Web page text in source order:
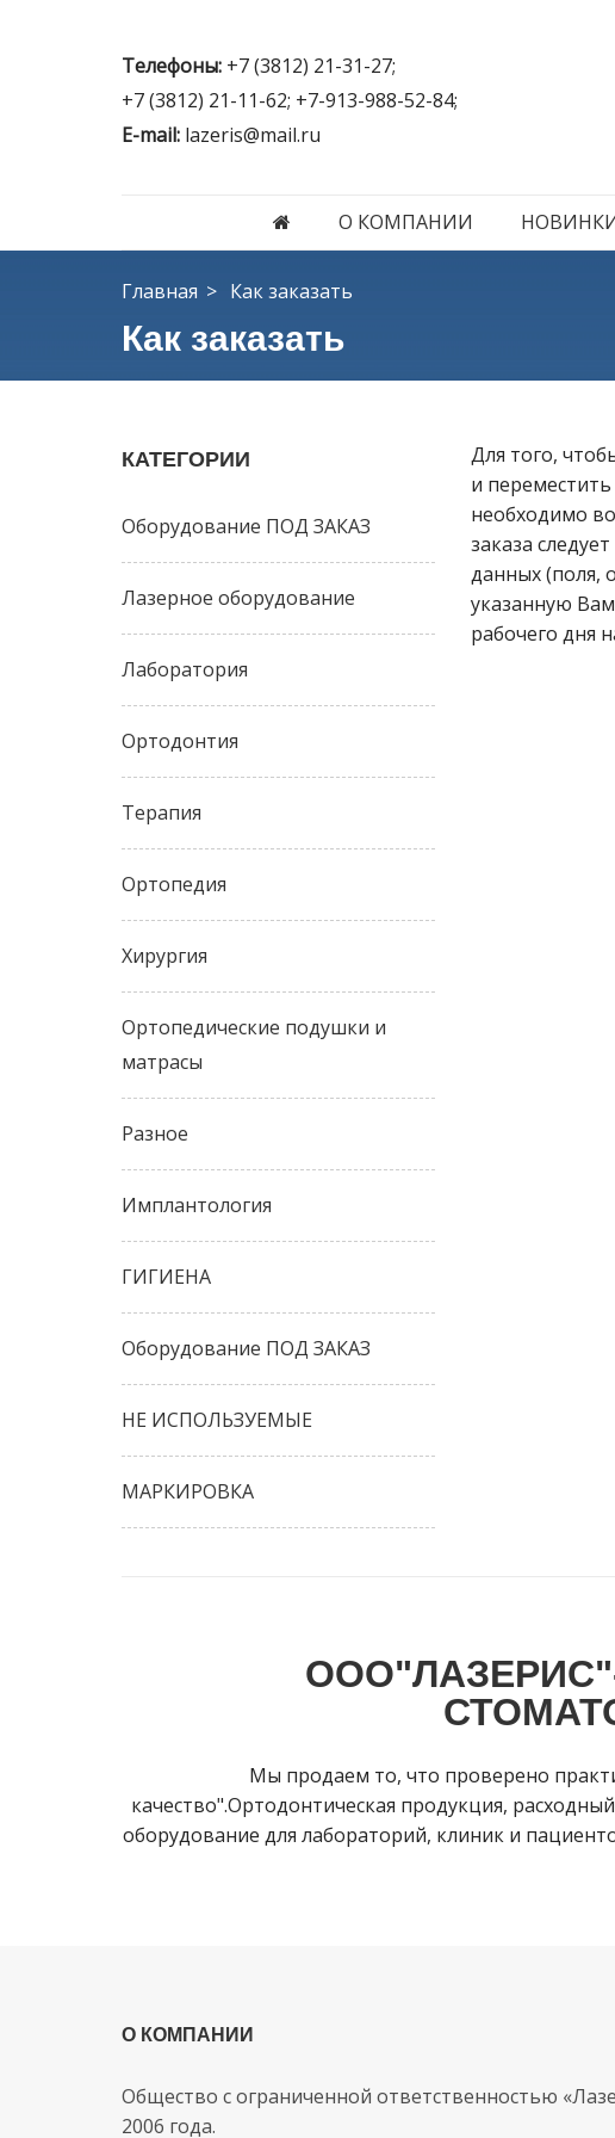
Телефоны: +7 (3812) 21-31-27;
+7 (3812) 21-11-62; +7-913-988-52-84;
E-mail: lazeris@mail.ru
О КОМПАНИИ
Главная Как заказать
Как заказать
КАТЕГОРИИ
Оборудование ПОД ЗАКАЗ
Лазерное оборудование
Лаборатория
Ортодонтия
Терапия
Ортопедия
Хирургия
Ортопедические подушки и
матрасы
Разное
Имплантология
ГИГИЕНА
Оборудование ПОД ЗАКАЗ
НЕ ИСПОЛЬЗУЕМЫЕ
МАРКИРОВКА
Для того,
и
необходимо
заказа
данных (поля,
указанную
рабочего дня
Мы продаем то, что проверено
качество".Ортодонтическая продукция,
оборудование для лабораторий, клиник и
О КОМПАНИИ
Общество с ограниченной ответственностью
2006 года.